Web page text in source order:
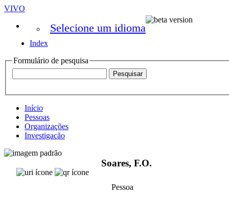
VIVO
Selecione um idioma
Index
Formulário de pesquisa
Início
Pessoas
Organizações
Investigação
Soares, F.O.
Pessoa